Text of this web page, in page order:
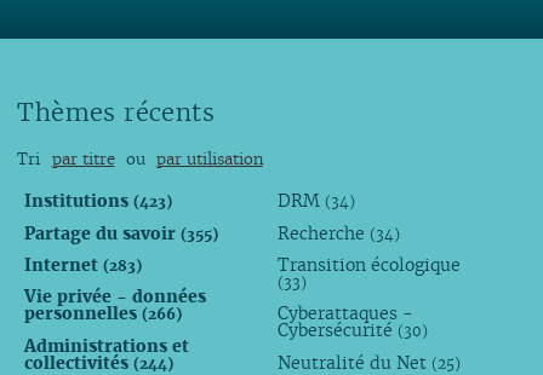
Thèmes récents
Tri par titre ou par utilisation
Institutions (423)
Partage du savoir (355)
Internet (283)
Vie privée - données
personnelles (266)
Administrations et
collectivités (244)
DRM (34)
Recherche (34)
Transition écologique
(33)
Cyberattaques -
Cybersécurité (30)
Neutralité du Net (25)